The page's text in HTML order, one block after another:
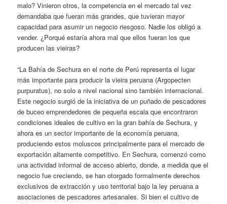
malo? Vinieron otros, la competencia en el mercado tal vez
demandaba que fueran más grandes, que tuvieran mayor
capacidad para asumir un negocio riesgoso. Nadie los obligó a
vender. ¿Porqué estaría ahora mal que ellos fueran los que
producen las vieiras?
“La Bahía de Sechura en el norte de Perú representa el lugar
más importante para producir la vieira peruana (Argopecten
purpuratus), no solo a nivel nacional sino también internacional.
Este negocio surgió de la iniciativa de un puñado de pescadores
de buceo emprendedores de pequeña escala que encontraron
condiciones ideales de cultivo en la gran bahía de Sechura, y
ahora es un sector importante de la economía peruana,
produciendo estos moluscos principalmente para el mercado de
exportación altamente competitivo. En Sechura, comenzó como
una actividad informal de acceso abierto, donde, a medida que el
negocio fue creciendo, se han otorgado formalmente derechos
exclusivos de extracción y uso territorial bajo la ley peruana a
asociaciones de pescadores artesanales. Si bien el cultivo de